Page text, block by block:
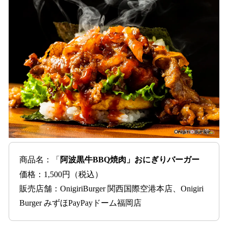
商品名：「 阿波黒牛BBQ焼肉」おにぎりバーガー
価格：1,500円（税込）
販売店舗：OnigiriBurger 関西国際空港本店、Onigiri
Burger みずほPayPayドーム福岡店